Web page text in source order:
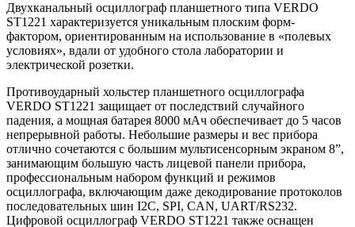
Двухканальный осциллограф планшетного типа VERDO
ST1221 характеризуется уникальным плоским форм-
фактором, ориентированным на использование в «полевых
условиях», вдали от удобного стола лаборатории и
электрической розетки.
Противоударный хольстер планшетного осциллографа
VERDO ST1221 защищает от последствий случайного
падения, а мощная батарея 8000 мАч обеспечивает до 5 часов
непрерывной работы. Небольшие размеры и вес прибора
отлично сочетаются с большим мультисенсорным экраном 8”,
занимающим большую часть лицевой панели прибора,
профессиональным набором функций и режимов
осциллографа, включающим даже декодирование протоколов
последовательных шин I2C, SPI, CAN, UART/RS232.
Цифровой осциллограф VERDO ST1221 также оснащен